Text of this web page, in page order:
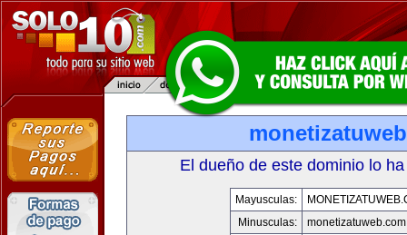
El dueño de este dominio lo
Mayusculas:
Minusculas:
monetizatuweb.com